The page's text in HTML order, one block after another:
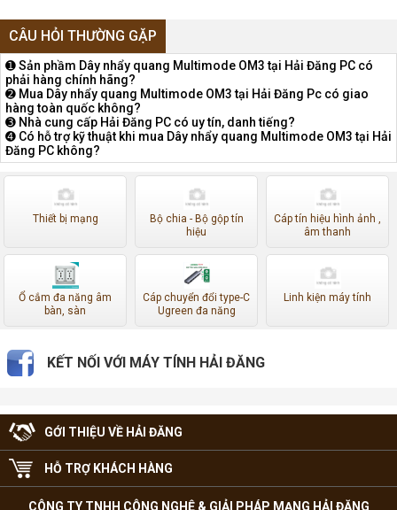
CÂU HỎI THƯỜNG GẶP
➊ Sản phầm Dây nhẩy quang Multimode OM3 tại Hải Đăng PC có
phải hàng chính hãng?
➋ Mua Dây nhẩy quang Multimode OM3 tại Hải Đăng Pc có giao
hàng toàn quốc không?
➌ Nhà cung cấp Hải Đăng PC có uy tín, danh tiếng?
➍ Có hỗ trợ kỹ thuật khi mua Dây nhẩy quang Multimode OM3 tại Hải
Đăng PC không?
Thiết bị mạng
Bộ chia - Bộ gộp tín
hiệu
Cáp tín hiệu hình ảnh ,
âm thanh
Ổ cắm đa năng âm
bàn, sàn
Cáp chuyển đổi type-C
Ugreen đa năng
Linh kiện máy tính
KẾT NỐI VỚI MÁY TÍNH HẢI ĐĂNG
GỚI THIỆU VỀ HẢI ĐĂNG
HỖ TRỢ KHÁCH HÀNG
CÔNG TY TNHH CÔNG NGHỆ & GIẢI PHÁP MẠNG HẢI ĐĂNG